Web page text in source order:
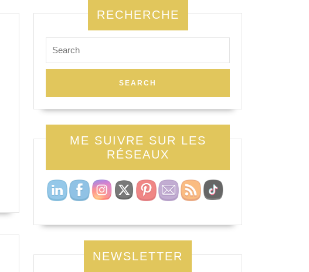
RECHERCHE
for:
ME SUIVRE SUR LES
RÉSEAUX
NEWSLETTER